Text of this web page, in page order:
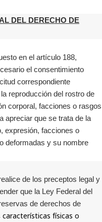
DEL DERECHO DE
en el artículo 188,
el consentimiento
correspondiente
reproducción del rostro de
corporal, facciones o rasgos
apreciar que se trata de la
expresión, facciones o
deformadas y su nombre
de los preceptos legal y
que la Ley Federal del
de derechos de
características físicas o